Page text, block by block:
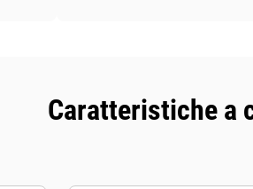
Caratteristiche a